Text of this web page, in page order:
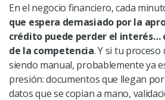
En el negocio financiero, cada
que espera demasiado por la
crédito puede perder el
de la competencia. Y si tu proceso
siendo manual, probablemente ya
presión: documentos que llegan
datos que se copian a mano,